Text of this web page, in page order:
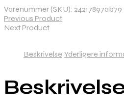
Varenummer (SKU): 24217897ab79
Previous Product
Next Product
Beskrivelse Yderligere